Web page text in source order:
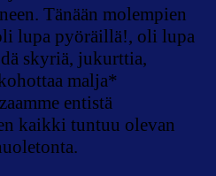
Tänään molempien
lupa pyöräillä!, oli lupa
skyriä, jukurttia,
malja*
entistä
kaikki tuntuu olevan